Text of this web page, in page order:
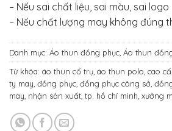
– Nếu sai chất liệu, sai màu, sai logo
– Nếu chất lượng may không đúng
Danh mục: Áo thun đồng phục Áo thun
Từ khóa: áo thun cổ trụ áo thun polo cao
ty may đồng phục đồng phục công sở
may nhận sản xuất tp. hồ chí minh xưởng